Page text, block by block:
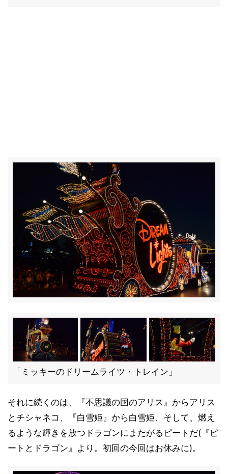
「ミッキーのドリームライツ・トレイン」
それに続くのは、『不思議の国のアリス』からアリス
とチシャネコ、『白雪姫』から白雪姫、そして、燃え
るような輝きを放つドラゴンにまたがるピートだ(『ピ
ートとドラゴン』より。初回の今回はお休みに)。